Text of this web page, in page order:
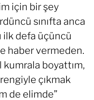
için bir şey
sınıfta anca
ilk defa üçüncü
haber vermeden.
kumrala boyattım,
çıkmak
de elimde”